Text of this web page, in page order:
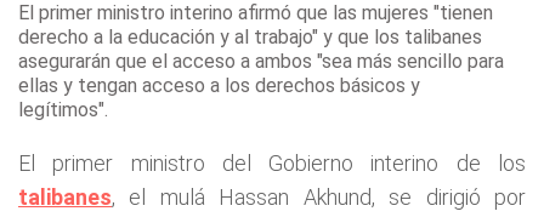
El primer ministro interino afirmó que las mujeres "tienen
derecho a la educación y al trabajo" y que los talibanes
asegurarán que el acceso a ambos "sea más sencillo para
ellas y tengan acceso a los derechos básicos y
legítimos".
El primer ministro del Gobierno interino de los
talibanes, el mulá Hassan Akhund, se dirigió por